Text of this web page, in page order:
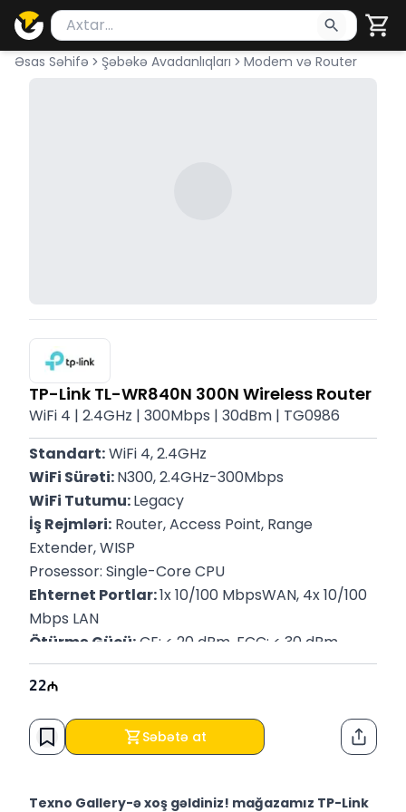
Məhsul axtar
Axtarış üçün ən azı 2 simvol yazın. Göndərmək
Əsas Səhifə Şəbəkə Avadanlıqları Modem və Router
TP-Link TL-WR840N 300N Wireless Router
WiFi 4 | 2.4GHz | 300Mbps | 30dBm | TG0986
Standart: WiFi 4, 2.4GHz
WiFi Sürəti: N300, 2.4GHz-300Mbps
WiFi Tutumu: Legacy
İş Rejmləri: Router, Access Point, Range
Extender, WISP
Prosessor: Single-Core CPU
Ehternet Portlar: 1x 10/100 MbpsWAN, 4x 10/100
Mbps LAN
Ötürmə Gücü: CE: < 20 dBm, FCC: < 30 dBm
Zəmanət: 12 ay
22
Səbətə at
Texno Gallery-ə xoş gəldiniz! mağazamız TP-Link